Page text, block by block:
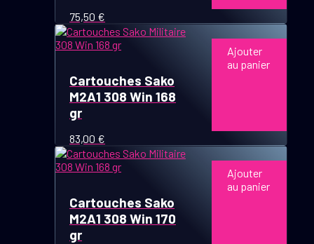
75,50 €
Cartouches Sako
M2A1 308 Win 168
gr
83,00 €
Ajouter
au panier
Cartouches Sako
M2A1 308 Win 170
gr
Ajouter
au panier